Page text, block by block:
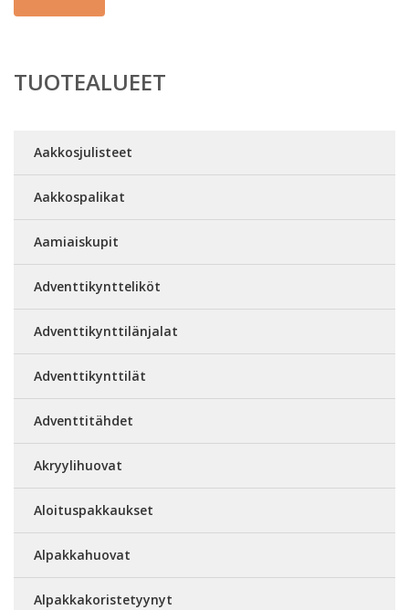
TUOTEALUEET
Aakkosjulisteet
Aakkospalikat
Aamiaiskupit
Adventtikyntteliköt
Adventtikynttilänjalat
Adventtikynttilät
Adventtitähdet
Akryylihuovat
Aloituspakkaukset
Alpakkahuovat
Alpakkakoristetyynyt